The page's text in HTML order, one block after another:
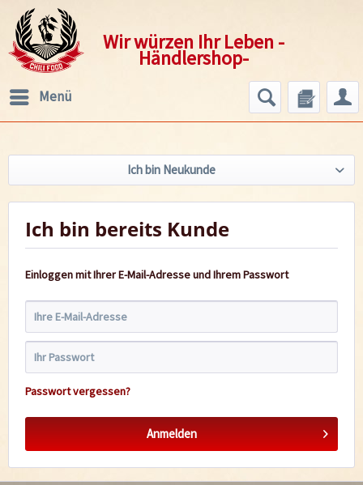
Wir würzen Ihr Leben -
Händlershop-
Menü
Ich bin Neukunde
Ich bin bereits Kunde
Einloggen mit Ihrer E-Mail-Adresse und Ihrem Passwort
Passwort vergessen?
Anmelden